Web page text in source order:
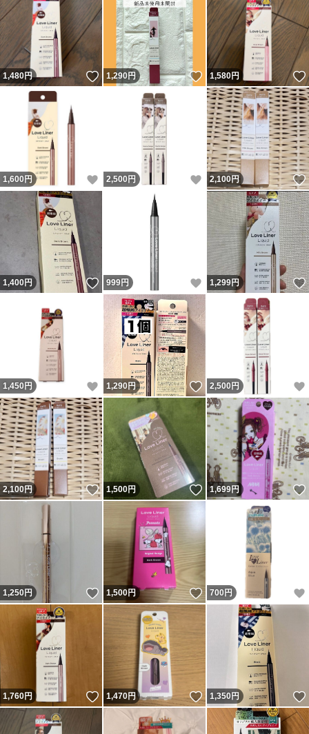
1,480円 いいね！
1,290円 いいね！
1,580円
1,600 円 いいね！
2,500 円 いいね！
2,100円
1,400円 いいね！
999円 いいね！
1,299円
1,450 円 いいね！
1,290円 いいね！
2,500 円
2,100円 いいね！
1,500円 いいね！
1,699円
1,250円 いいね！
1,500円 いいね！
700 円
1,760円 いいね！
1,470円 いいね！
1,350円